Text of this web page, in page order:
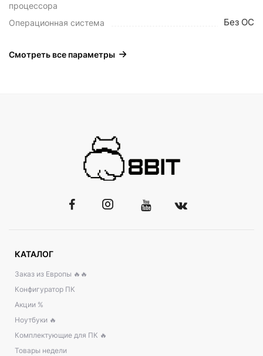
процессора
Операционная система Без ОС
Смотреть все параметры
КАТАЛОГ
Заказ из Европы 🔥🔥
Конфигуратор ПК
Акции %
Ноутбуки 🔥
Комплектующие для ПК 🔥
Товары недели